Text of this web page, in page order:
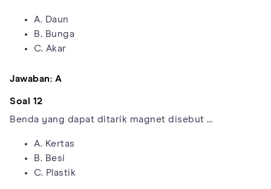
A. Daun
B. Bunga
C. Akar
Jawaban: A
Soal 12
Benda yang dapat ditarik magnet disebut …
A. Kertas
B. Besi
C. Plastik